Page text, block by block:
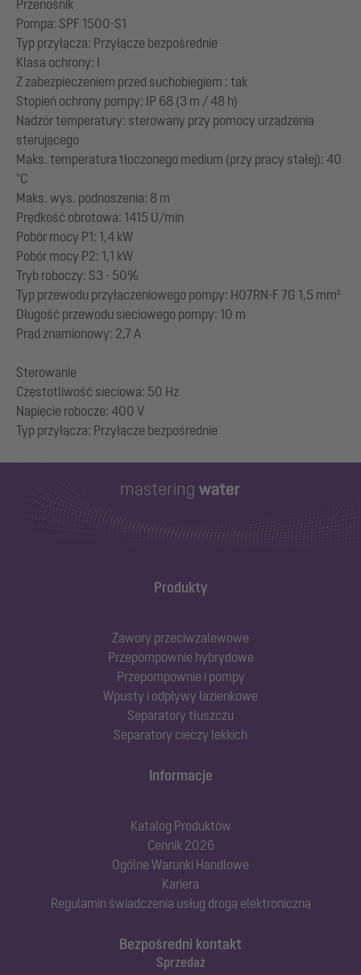
Przenośnik
Pompa: SPF 1500-S1
Typ przyłącza: Przyłącze bezpośrednie
Klasa ochrony: I
Z zabezpieczeniem przed suchobiegiem : tak
Stopień ochrony pompy: IP 68 (3 m / 48 h)
Nadzór temperatury: sterowany przy pomocy urządzenia
sterującego
Maks. temperatura tłoczonego medium (przy pracy stałej): 40
°C
Maks. wys. podnoszenia: 8 m
Prędkość obrotowa: 1415 U/min
Pobór mocy P1: 1,4 kW
Pobór mocy P2: 1,1 kW
Tryb roboczy: S3 - 50%
Typ przewodu przyłączeniowego pompy: H07RN-F 7G 1,5 mm²
Długość przewodu sieciowego pompy: 10 m
Prąd znamionowy: 2,7 A
Sterowanie
Częstotliwość sieciowa: 50 Hz
Napięcie robocze: 400 V
Produkty
Zawory przeciwzalewowe
Przepompownie hybrydowe
Przepompownie i pompy
Wpusty i odpływy łazienkowe
Separatory tłuszczu
Separatory cieczy lekkich
Bezpośredni kontakt
Sprzedaż
Informacje
Katalog Produktów
Cennik 2026
Ogólne Warunki Handlowe
Kariera
Regulamin świadczenia usług drogą elektroniczną